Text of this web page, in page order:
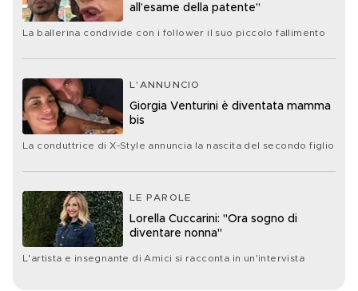
all’esame della patente”
La ballerina condivide con i follower il suo piccolo fallimento
L'ANNUNCIO
Giorgia Venturini è diventata mamma
bis
La conduttrice di X-Style annuncia la nascita del secondo figlio
LE PAROLE
Lorella Cuccarini: "Ora sogno di
diventare nonna"
L'artista e insegnante di Amici si racconta in un'intervista